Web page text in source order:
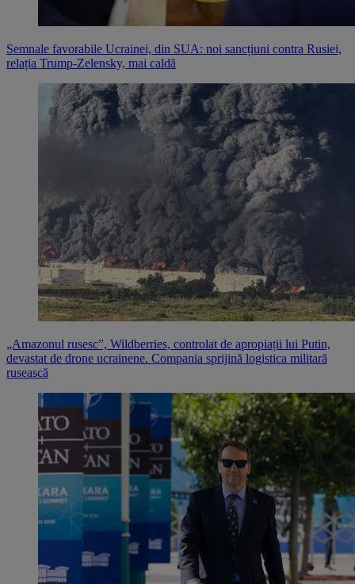
Semnale favorabile Ucrainei, din SUA: noi sancțiuni contra Rusiei,
relația Trump-Zelensky, mai caldă
„Amazonul rusesc”, Wildberries, controlat de apropiații lui Putin,
devastat de drone ucrainene. Compania sprijină logistica militară
rusească